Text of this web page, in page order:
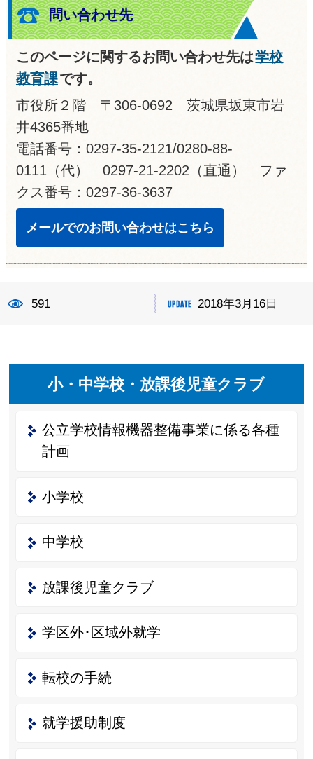
問い合わせ先
このページに関するお問い合わせ先は学校
教育課です。
市役所２階 〒306-0692 茨城県坂東市岩
井4365番地
電話番号：0297-35-2121/0280-88-
0111（代） 0297-21-2202（直通） ファ
クス番号：0297-36-3637
メールでのお問い合わせはこちら
591 2018年3月16日
小・中学校・放課後児童クラブ
公立学校情報機器整備事業に係る各種
計画
小学校
中学校
放課後児童クラブ
学区外･区域外就学
転校の手続
就学援助制度